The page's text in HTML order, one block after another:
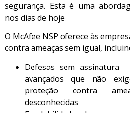
segurança. Esta é uma
nos dias de hoje.
O McAfee NSP oferece às
contra ameaças sem igual,
Defesas sem assinatura
avançados que não
proteção contra
desconhecidas